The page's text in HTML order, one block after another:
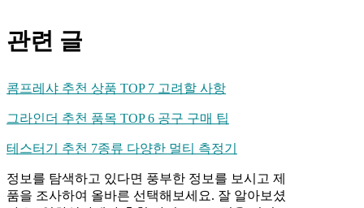
관련 글
콤프레샤 추천 상품 TOP 7 고려할 사항
그라인더 추천 품목 TOP 6 공구 구매 팁
테스터기 추천 7종류 다양한 멀티 측정기
정보를 탐색하고 있다면 풍부한 정보를 보시고 제
품을 조사하여 올바른 선택해보세요. 잘 알아보셨